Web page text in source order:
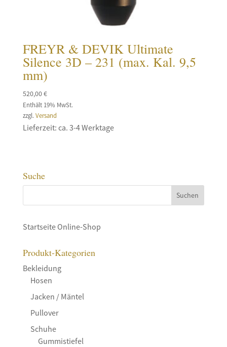
FREYR & DEVIK Ultimate
Silence 3D – 231 (max. Kal. 9,5
mm)
520,00€
Enthält 19% MwSt.
zzgl. Versand
Lieferzeit: ca. 3-4 Werktage
Suche
Startseite Online-Shop
Produkt-Kategorien
Bekleidung
Hosen
Jacken / Mäntel
Pullover
Schuhe
Gummistiefel